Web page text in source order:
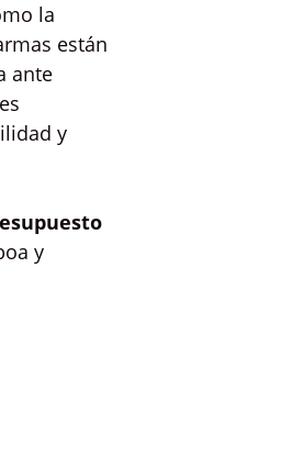
la
están
ante
y
y